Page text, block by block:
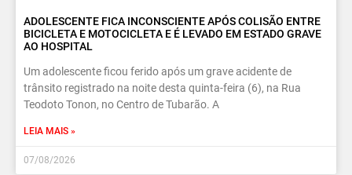
ADOLESCENTE FICA INCONSCIENTE APÓS COLISÃO ENTRE
BICICLETA E MOTOCICLETA E É LEVADO EM ESTADO GRAVE
AO HOSPITAL
Um adolescente ficou ferido após um grave acidente de
trânsito registrado na noite desta quinta-feira (6), na Rua
Teodoto Tonon, no Centro de Tubarão. A
LEIA MAIS »
07/08/2026